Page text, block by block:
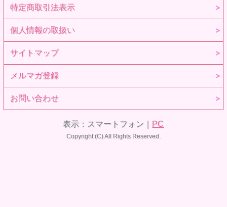
特定商取引法表示
個人情報の取扱い
サイトマップ
メルマガ登録
お問い合わせ
表示：スマートフォン｜ PC
Copyright (C) All Rights Reserved.